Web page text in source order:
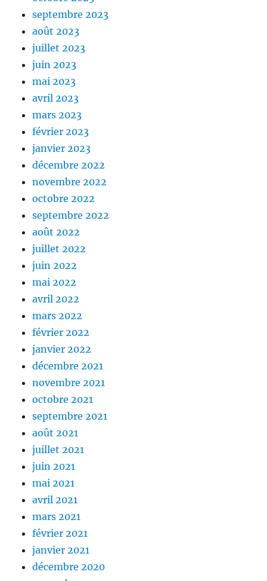
septembre 2023
août 2023
juillet 2023
juin 2023
mai 2023
avril 2023
mars 2023
février 2023
janvier 2023
décembre 2022
novembre 2022
octobre 2022
septembre 2022
août 2022
juillet 2022
juin 2022
mai 2022
avril 2022
mars 2022
février 2022
janvier 2022
décembre 2021
novembre 2021
octobre 2021
septembre 2021
août 2021
juillet 2021
juin 2021
mai 2021
avril 2021
mars 2021
février 2021
janvier 2021
décembre 2020